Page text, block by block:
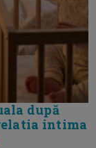
după
intima